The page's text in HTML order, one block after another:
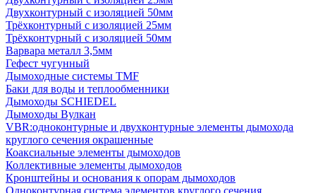
Двухконтурный с изоляцией 50мм
Трёхконтурный с изоляцией 25мм
Трёхконтурный с изоляцией 50мм
Варвара металл 3,5мм
Гефест чугунный
Дымоходные системы TMF
Баки для воды и теплообменники
Дымоходы SCHIEDEL
Дымоходы Вулкан
VBR:одноконтурные и двухконтурные элементы дымохода
круглого сечения окрашенные
Коаксиальные элементы дымоходов
Коллективные элементы дымоходов
Кронштейны и основания к опорам дымоходов
Одноконтурная система элементов круглого сечения